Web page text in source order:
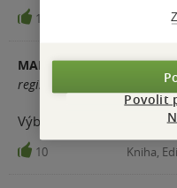
11 Kniha,
MALOVENKOVAN
registrovaný uživatel
Výborná motivační
10 Kniha,
Povolit